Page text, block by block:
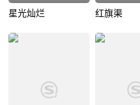
星光灿烂 红旗渠